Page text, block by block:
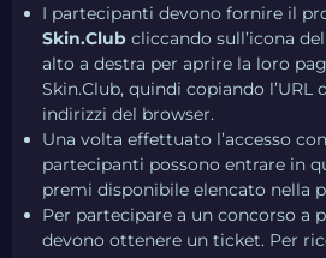
I partecipanti devono fornire il
Skin.Club cliccando sull’icona
alto a destra per aprire la loro
Skin.Club, quindi copiando l’URL
indirizzi del browser.
Una volta effettuato l’accesso
partecipanti possono entrare in
premi disponibile elencato nella
Per partecipare a un concorso a
devono ottenere un ticket. Per